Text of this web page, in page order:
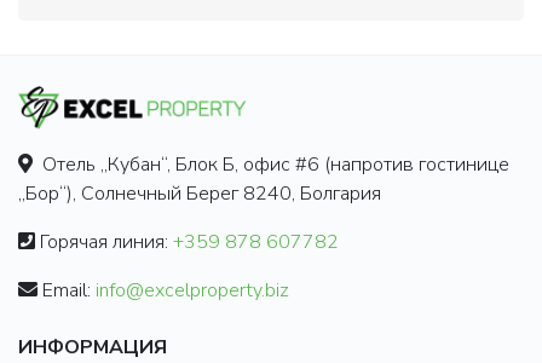
Отель „Кубан“, Блок Б, офис #6 (напротив гостинице
„Бор“), Солнечный Берег 8240, Болгария
Горячая линия: +359 878 607782
Email: info@excelproperty.biz
ИНФОРМАЦИЯ